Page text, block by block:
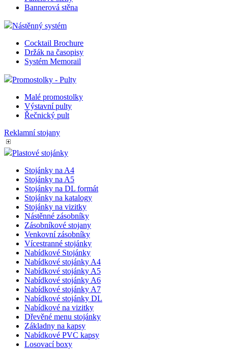
Bannerová stěna
Nástěnný systém
Cocktail Brochure
Držák na časopisy
Systém Memorail
Promostolky - Pulty
Malé promostolky
Výstavní pulty
Řečnický pult
Reklamní stojany
Plastové stojánky
Stojánky na A4
Stojánky na A5
Stojánky na DL formát
Stojánky na katalogy
Stojánky na vizitky
Nástěnné zásobníky
Zásobníkové stojany
Venkovní zásobníky
Vícestranné stojánky
Nabídkové Stojánky
Nabídkové stojánky A4
Nabídkové stojánky A5
Nabídkové stojánky A6
Nabídkové stojánky A7
Nabídkové stojánky DL
Nabídkové na vizitky
Dřevěné menu stojánky
Základny na kapsy
Nabídkové PVC kapsy
Losovací boxy